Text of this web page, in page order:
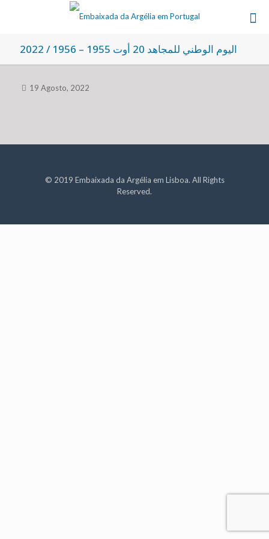
اليوم الوطني للمجاهد 20 أوت 1955 – 1956 / 2022
19 Agosto, 2022
© 2019 Embaixada da Argélia em Lisboa. All Rights
Reserved.